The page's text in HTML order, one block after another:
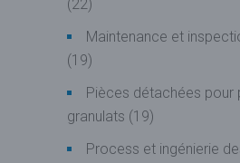
(22)
Maintenance et
(19)
Pièces détachées pour
granulats (19)
Process et ingénierie